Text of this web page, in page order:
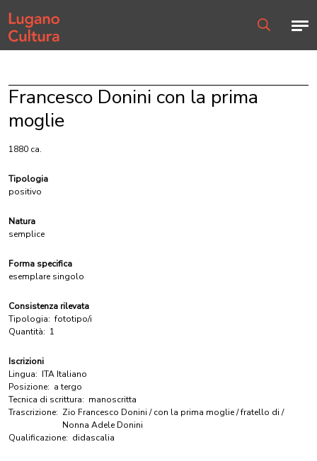
Home page
Francesco Donini con la prima
moglie
1880 ca.
Tipologia
positivo
Natura
semplice
Forma specifica
esemplare singolo
Consistenza rilevata
Tipologia: fototipo/i
Quantità: 1
Iscrizioni
Lingua: ITA Italiano
Posizione: a tergo
Tecnica di scrittura: manoscritta
Trascrizione: Zio Francesco Donini / con la prima moglie / fratello di /
Nonna Adele Donini
Qualificazione: didascalia